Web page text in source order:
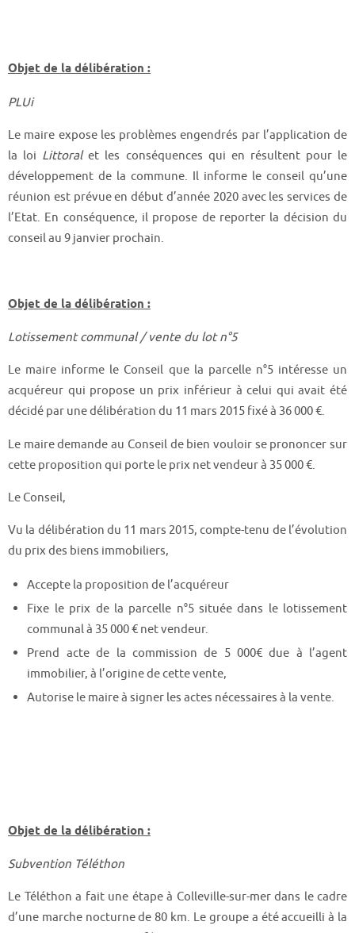
Objet de la délibération :
PLUi
Le maire expose les problèmes engendrés par l’application de
la loi Littoralet les conséquences qui en résultent pour le
développement de la commune. Il informe le conseil qu’une
réunion est prévue en début d’année 2020 avec les services de
l’Etat. En conséquence, il propose de reporter la décision du
conseil au 9 janvier prochain.
Objet de la délibération :
Lotissement communal / vente du lot n°5
Le maire informe le Conseil que la parcelle n°5 intéresse un
acquéreur qui propose un prix inférieur à celui qui avait été
décidé par une délibération du 11 mars 2015 fixé à 36 000 €.
Le maire demande au Conseil de bien vouloir se prononcer sur
cette proposition qui porte le prix net vendeur à 35 000 €.
Le Conseil,
Vu la délibération du 11 mars 2015, compte-tenu de l’évolution
du prix des biens immobiliers,
Accepte la proposition de l’acquéreur
Fixe le prix de la parcelle n°5 située dans le lotissement
communal à 35 000 € net vendeur.
Prend acte de la commission de 5 000€ due à l’agent
immobilier, à l’origine de cette vente,
Autorise le maire à signer les actes nécessaires à la vente.
Objet de la délibération :
Subvention Téléthon
Le Téléthon a fait une étape à Colleville-sur-mer dans le cadre
d’une marche nocturne de 80 km. Le groupe a été accueilli à la